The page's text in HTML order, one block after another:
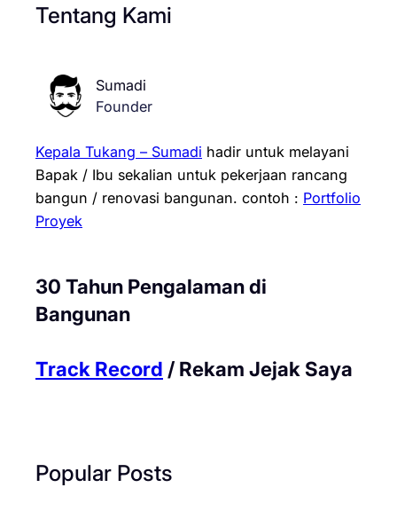
Tentang Kami
Sumadi
Founder
Kepala Tukang – Sumadi hadir untuk melayani
Bapak / Ibu sekalian untuk pekerjaan rancang
bangun / renovasi bangunan. contoh : Portfolio
Proyek
30 Tahun Pengalaman di
Bangunan
Track Record / Rekam Jejak Saya
Popular Posts